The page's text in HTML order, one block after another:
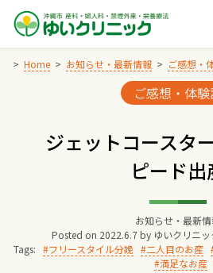
Skip
content
Home お知らせ・最新情報 ご感想・
Categories:
ご感想・体
ジェットコースタ
ピード出
お知らせ・最新
Posted on 2022.6.7 by ゆいクリニ
Tags:
フリースタイル分娩 二人目のお産
満足なお産
交通アクセ
院長からのごあ
ゆいクリニックの